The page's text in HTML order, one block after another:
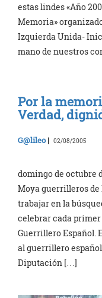
estas lindes «Año
Memoria»
Izquierda Unida-
mano de nuestros
Por la
Verdad,
G@lileo| 02/08/2005
domingo de octubre
Moya guerrilleros de
trabajar en la
celebrar cada
Guerrillero Español.
al guerrillero
Diputación […]